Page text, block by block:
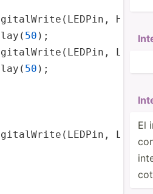
pin como entrada
//lectura digital de pin
(LEDPin, HIGH);
( 50 );
(LEDPin, LOW);
( 50 );
(LEDPin, LOW);
El